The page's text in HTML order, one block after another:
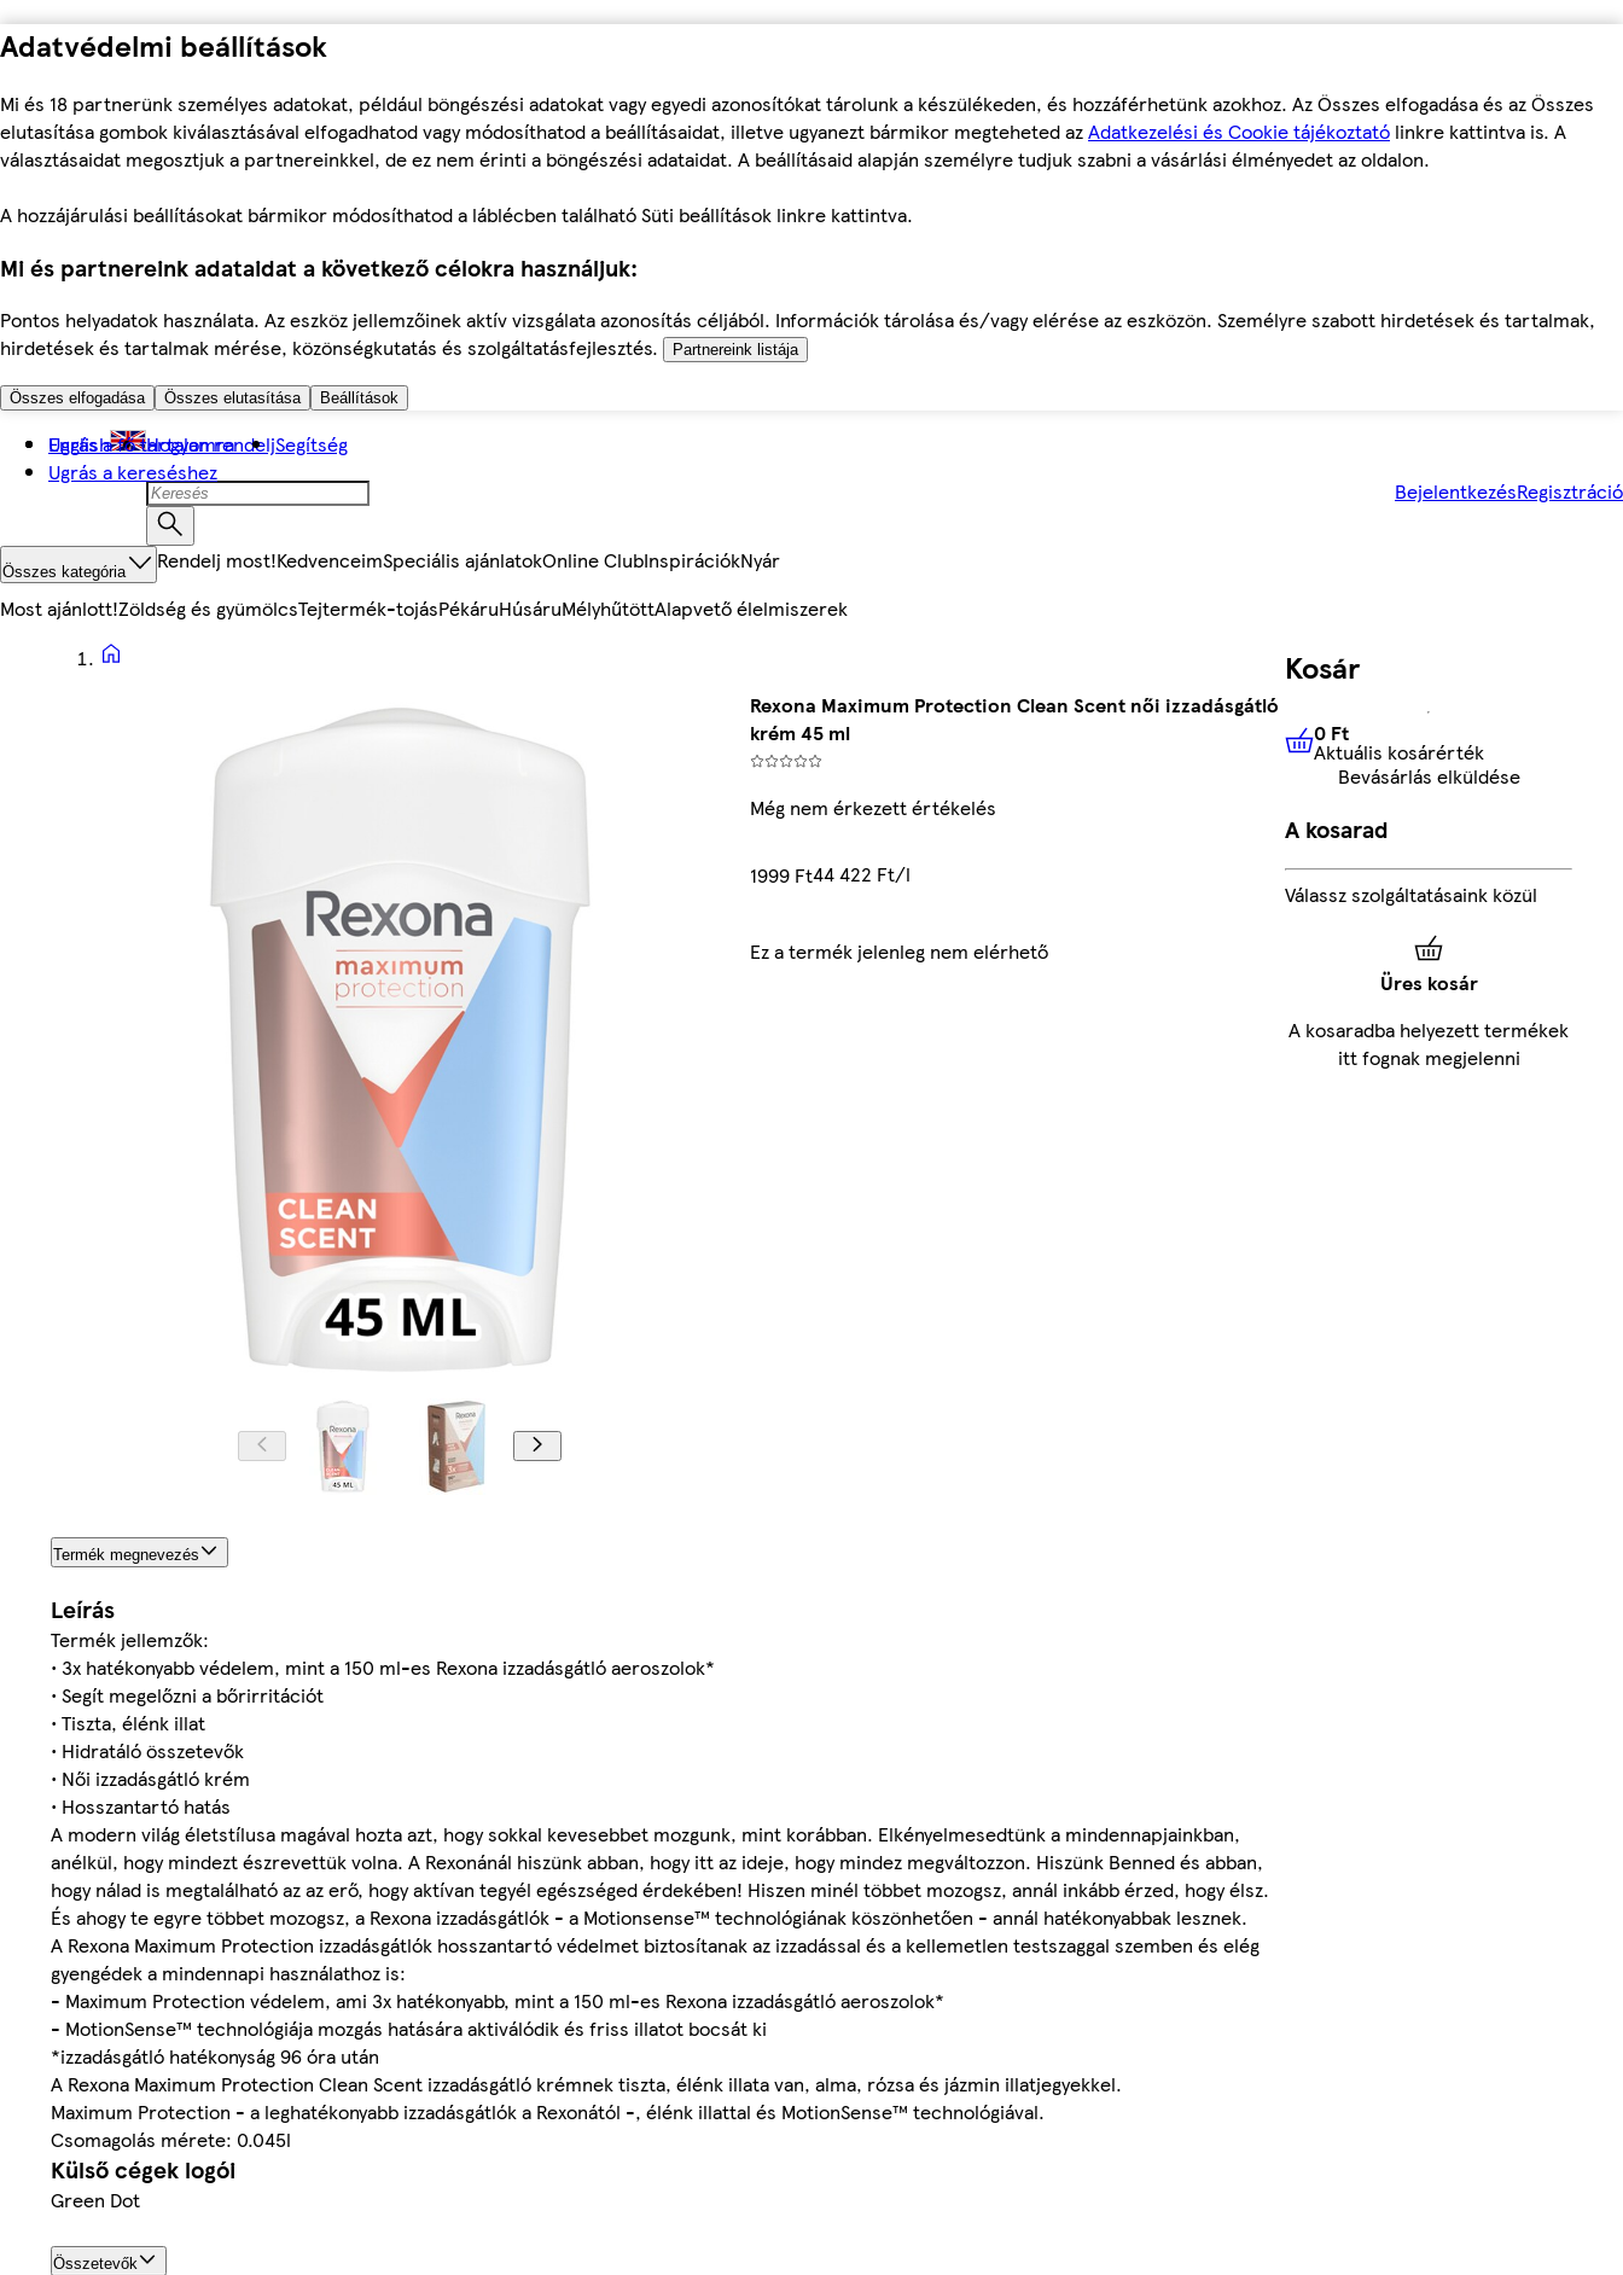
Adatvédelmi beállítások
Mi és 18 partnerünk személyes adatokat, például böngészési adatokat vagy egyedi azonosítókat tárolunk a készülékeden, és hozzáférhetünk azokhoz. Az Összes elfogadása és az Összes
elutasítása gombok kiválasztásával elfogadhatod vagy módosíthatod a beállításaidat, illetve ugyanezt bármikor megteheted azAdatkezelési és Cookie tájékoztató linkre kattintva is. A
választásaidat megosztjuk a partnereinkkel, de ez nem érinti a böngészési adataidat. A beállításaid alapján személyre tudjuk szabni a vásárlási élményedet az oldalon.
A hozzájárulási beállításokat bármikor módosíthatod a láblécben található Süti beállítások linkre kattintva.
Mi és partnereink adataidat a következő célokra használjuk:
Pontos helyadatok használata. Az eszköz jellemzőinek aktív vizsgálata azonosítás céljából. Információk tárolása és/vagy elérése az eszközön. Személyre szabott hirdetések és tartalmak,
hirdetések és tartalmak mérése, közönségkutatás és szolgáltatásfejlesztés.
Partnereink listája
Összes elfogadása Összes elutasítása Beállítások
Ugrás a fő tartalomra
Ugrás a kereséshez
English Hogyan rendeljSegítség
BejelentkezésRegisztráció
Összes kategória Rendelj most!KedvenceimSpeciális ajánlatokOnline ClubInspirációkNyár
Most ajánlott!Zöldség és gyümölcsTejtermék-tojásPékáruHúsáruMélyhűtöttAlapvető élelmiszerek
Rexona Maximum Protection Clean Scent női izzadásgátló
krém 45 ml
Még nem érkezett értékelés
1999 Ft44 422 Ft/l
Ez a termék jelenleg nem elérhető
Termék megnevezés
Leírás
Termék jellemzők:
• 3x hatékonyabb védelem, mint a 150 ml-es Rexona izzadásgátló aeroszolok*
• Segít megelőzni a bőrirritációt
• Tiszta, élénk illat
• Hidratáló összetevők
• Női izzadásgátló krém
• Hosszantartó hatás
A modern világ életstílusa magával hozta azt, hogy sokkal kevesebbet mozgunk, mint korábban. Elkényelmesedtünk a mindennapjainkban,
anélkül, hogy mindezt észrevettük volna. A Rexonánál hiszünk abban, hogy itt az ideje, hogy mindez megváltozzon. Hiszünk Benned és abban,
hogy nálad is megtalálható az az erő, hogy aktívan tegyél egészséged érdekében! Hiszen minél többet mozogsz, annál inkább érzed, hogy élsz.
És ahogy te egyre többet mozogsz, a Rexona izzadásgátlók - a Motionsense™ technológiának köszönhetően - annál hatékonyabbak lesznek.
A Rexona Maximum Protection izzadásgátlók hosszantartó védelmet biztosítanak az izzadással és a kellemetlen testszaggal szemben és elég
gyengédek a mindennapi használathoz is:
- Maximum Protection védelem, ami 3x hatékonyabb, mint a 150 ml-es Rexona izzadásgátló aeroszolok*
- MotionSense™ technológiája mozgás hatására aktiválódik és friss illatot bocsát ki
*izzadásgátló hatékonyság 96 óra után
A Rexona Maximum Protection Clean Scent izzadásgátló krémnek tiszta, élénk illata van, alma, rózsa és jázmin illatjegyekkel.
Maximum Protection - a leghatékonyabb izzadásgátlók a Rexonától -, élénk illattal és MotionSense™ technológiával.
Csomagolás mérete: 0.045l
Külső cégek logói
Green Dot
Összetevők
Kosár
0 FtAktuális kosárérték
0 Ft
Aktuális kosárérték
Bevásárlás elküldése
A kosarad
Válassz szolgáltatásaink közül
Üres kosár
A kosaradba helyezett termékek
itt fognak megjelenni